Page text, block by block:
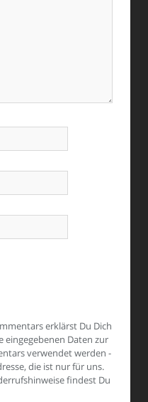
erklärst Du Dich
eingegebenen Daten zur
verwendet werden -
die ist nur für uns.
findest Du